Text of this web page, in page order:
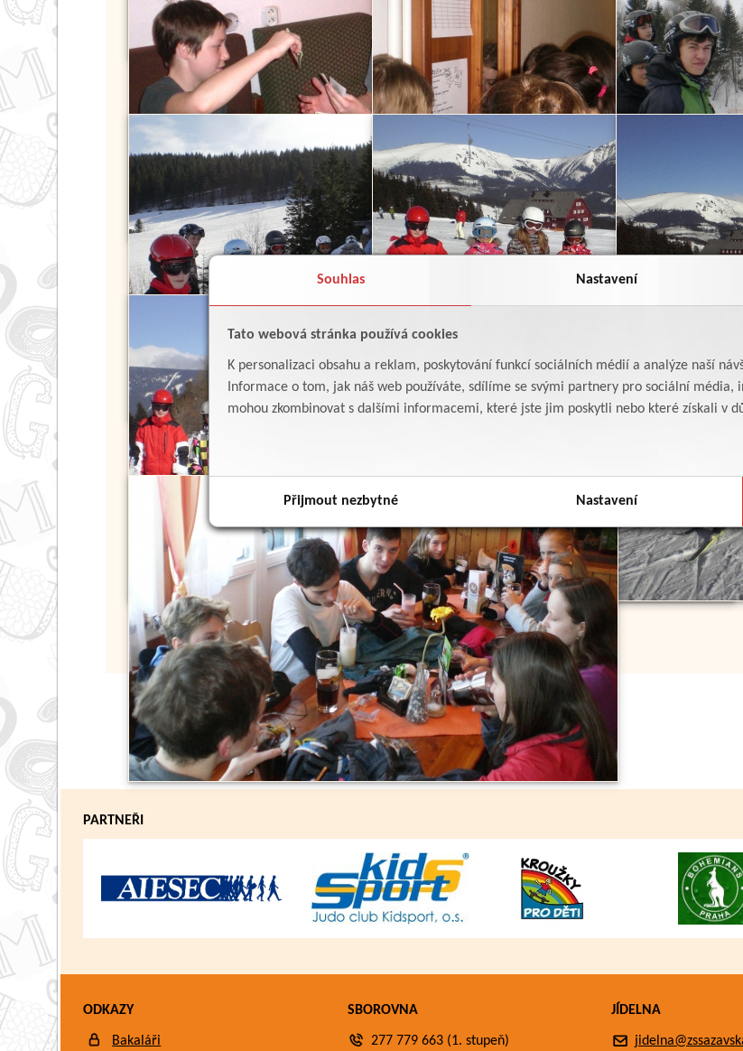
Souhlas Nastavení
Tato webová stránka používá cookies
K personalizaci obsahu a reklam, poskytování funkcí sociálních médií a analýze naší
Informace o tom, jak náš web používáte, sdílíme se svými partnery pro sociální média,
mohou zkombinovat s dalšími informacemi, které jste jim poskytli nebo které získali v
Přijmout nezbytné Nastavení
PARTNEŘI
ODKAZY
Bakaláři
SBOROVNA
277 779 663 (1. stupeň)
JÍDELNA